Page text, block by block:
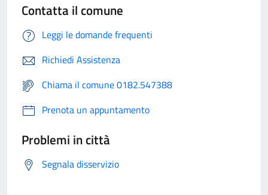
Contatta il comune
Leggi le domande frequenti
Richiedi Assistenza
Chiama il comune 0182.547388
Prenota un appuntamento
Problemi in città
Segnala disservizio